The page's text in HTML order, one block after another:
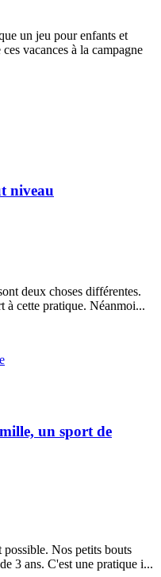
un jeu pour enfants et
vacances à la campagne
niveau
deux choses différentes.
à cette pratique. Néanmoi...
un sport de
Nos petits bouts
3 ans. C'est une pratique i...